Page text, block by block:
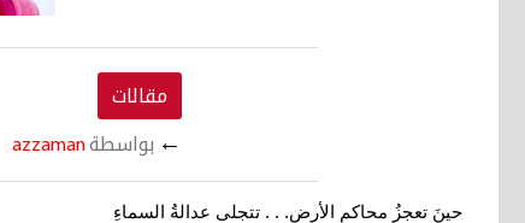
مقالات
← بواسطةazzaman
حينَ تعجزُ محاكم الأرض. . . تتجلى عدالةُ السماءِ